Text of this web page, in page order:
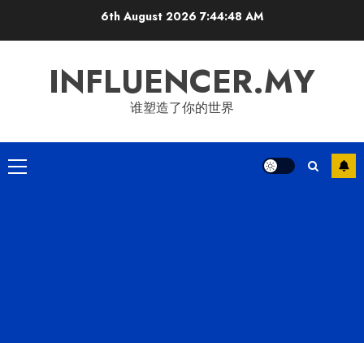
6th August 2026 7:44:48 AM
INFLUENCER.MY
谁塑造了你的世界
Primary